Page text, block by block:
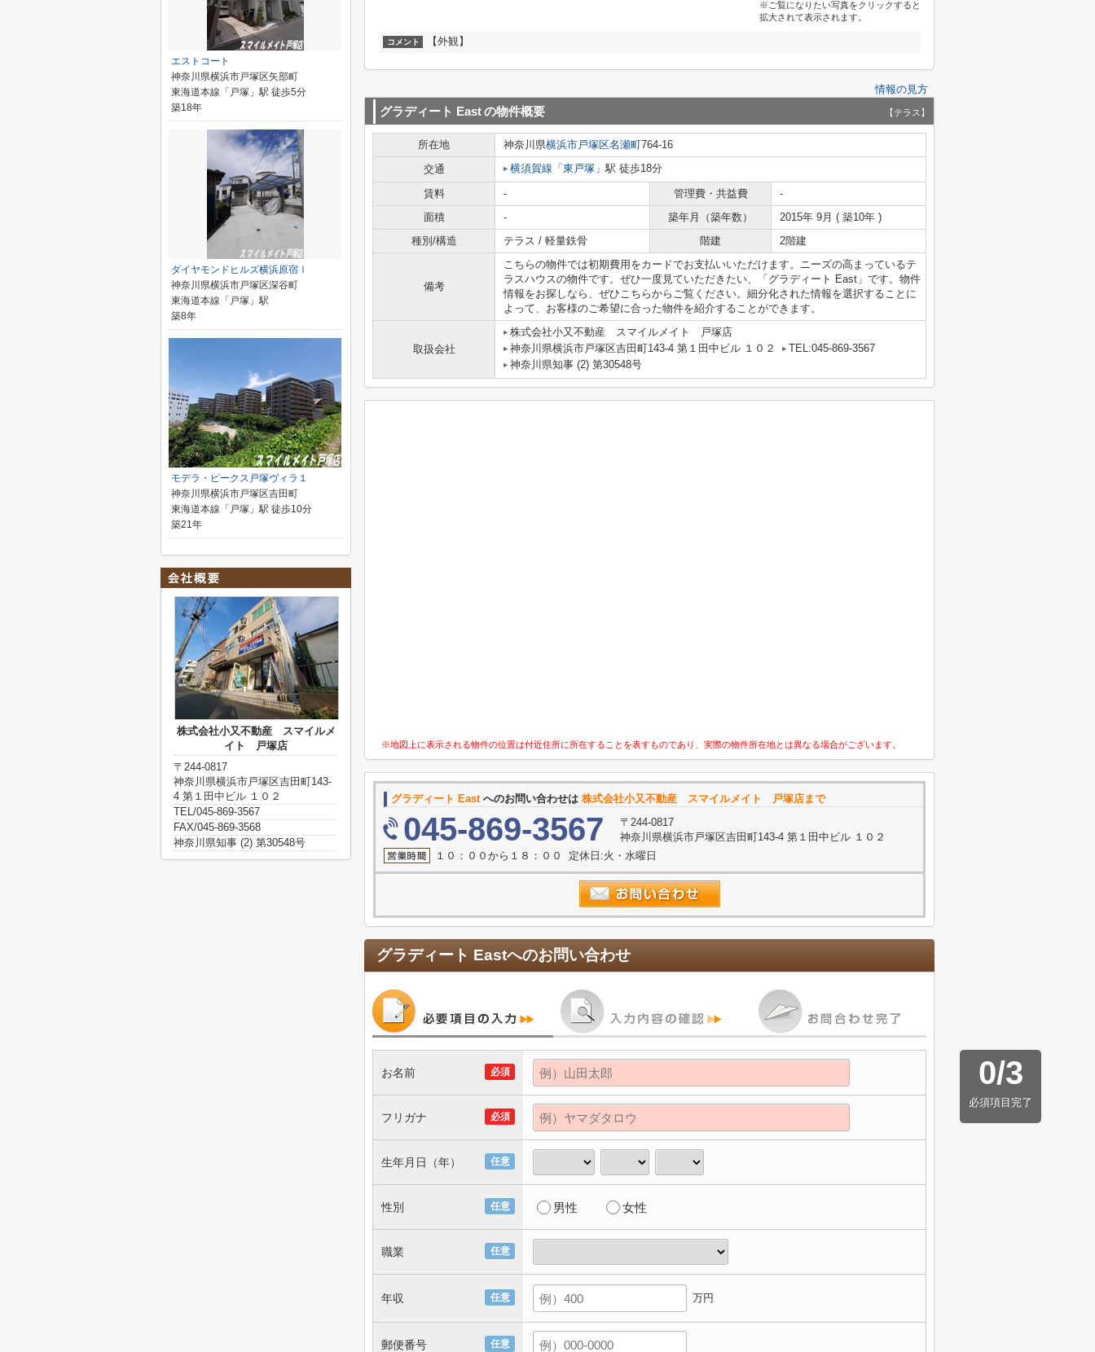
※ご覧になりたい写真をクリックすると
拡大されて表示されます。
コメント 【外観】
情報の見方
グラディート Eastの物件概要 【テラス】
所在地 神奈川県横浜市戸塚区名瀬町764-16
交通
横須賀線 「 東戸塚 」駅 徒歩18分
賃料 - 管理費・共益費
-
面積
- 築年月（築年数）
2015年 9月 ( 築10年 )
種別/構造
テラス / 軽量鉄骨 階建 2階建
備考
こちらの物件では初期費用をカードでお支払いいただけます。ニーズの高まっているテ
ラスハウスの物件です。ぜひ一度見ていただきたい、「グラディート East」です。物件
情報をお探しなら、ぜひこちらからご覧ください。細分化された情報を選択することに
よって、お客様のご希望に合った物件を紹介することができます。
取扱会社
株式会社小又不動産 スマイルメイト 戸塚店
神奈川県横浜市戸塚区吉田町143-4 第１田中ビル １０２
TEL:045-869-3567
神奈川県知事 (2) 第30548号
※地図上に表示される物件の位置は付近住所に所在することを表すものであり、実際の物件所在地とは異なる場合がございます。
グラディート Eastへのお問い合わせは 株式会社小又不動産 スマイルメイト 戸塚店まで
045-869-3567
〒244-0817
神奈川県横浜市戸塚区吉田町143-4 第１田中ビル １０２
１０：００から１８：００ 定休日:火・水曜日
グラディート Eastへのお問い合わせ
0/3
必須項目完了
必須
お名前
必須
フリガナ
任意
生年月日（年）
任意
性別 男性 女性
任意
職業
任意
年収 万円
任意
郵便番号
エストコート
神奈川県横浜市戸塚区矢部町
東海道本線「戸塚」駅 徒歩5分
築18年
ダイヤモンドヒルズ横浜原宿Ⅰ
神奈川県横浜市戸塚区深谷町
東海道本線「戸塚」駅
築8年
モデラ・ピークス戸塚ヴィラ１
神奈川県横浜市戸塚区吉田町
東海道本線「戸塚」駅 徒歩10分
築21年
株式会社小又不動産 スマイルメ
イト 戸塚店
〒244-0817
神奈川県横浜市戸塚区吉田町143-
4 第１田中ビル １０２
TEL/045-869-3567
FAX/045-869-3568
神奈川県知事 (2) 第30548号